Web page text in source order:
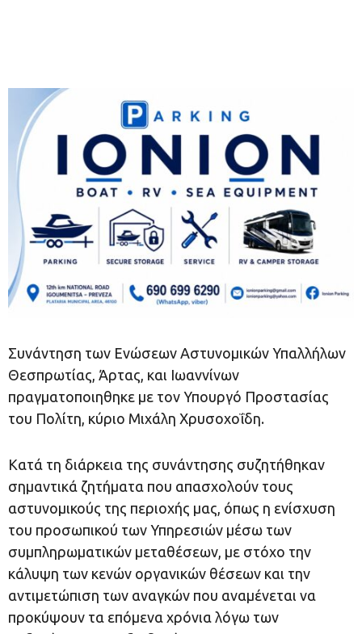
Συνάντηση των Ενώσεων Αστυνομικών Υπαλλήλων
Θεσπρωτίας, Άρτας, και Ιωαννίνων
πραγματοποιηθηκε με τον Υπουργό Προστασίας
του Πολίτη, κύριο Μιχάλη Χρυσοχοΐδη.
Κατά τη διάρκεια της συνάντησης συζητήθηκαν
σημαντικά ζητήματα που απασχολούν τους
αστυνομικούς της περιοχής μας, όπως η ενίσχυση
του προσωπικού των Υπηρεσιών μέσω των
συμπληρωματικών μεταθέσεων, με στόχο την
κάλυψη των κενών οργανικών θέσεων και την
αντιμετώπιση των αναγκών που αναμένεται να
προκύψουν τα επόμενα χρόνια λόγω των